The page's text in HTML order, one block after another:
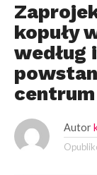
kopuły
według
Autor